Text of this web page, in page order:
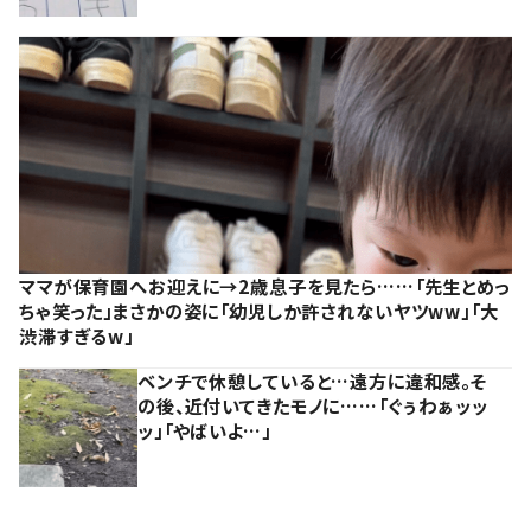
ママが保育園へお迎えに→2歳息子を見たら……「先生とめっ
ちゃ笑った」まさかの姿に「幼児しか許されないヤツww」「大
渋滞すぎるw」
ベンチで休憩していると…遠方に違和感。そ
の後、近付いてきたモノに……「ぐぅわぁッッ
ッ」「やばいよ…」